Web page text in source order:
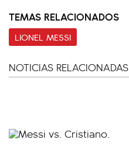
TEMAS RELACIONADOS
LIONEL MESSI
NOTICIAS RELACIONADAS